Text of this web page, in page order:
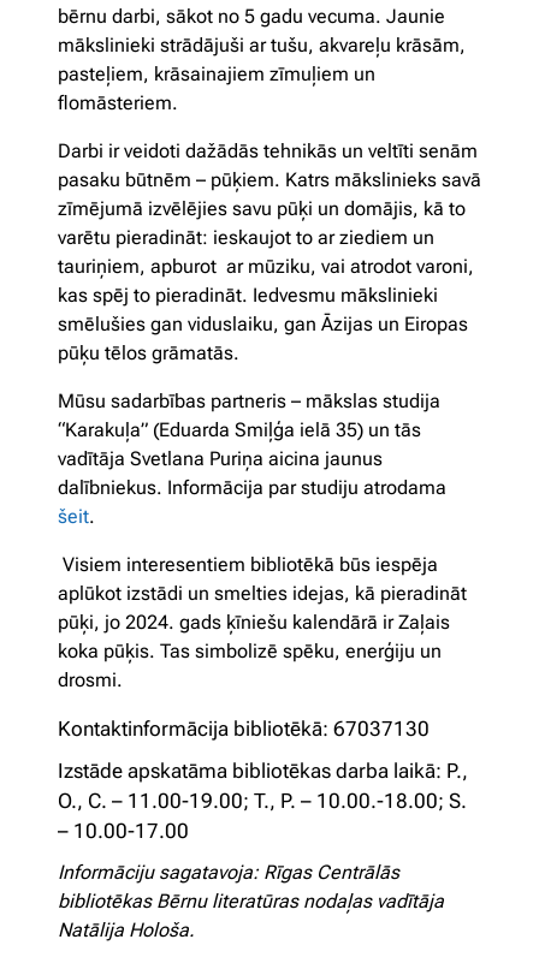
bērnu darbi, sākot no 5 gadu vecuma. Jaunie
mākslinieki strādājuši ar tušu, akvareļu krāsām,
pasteļiem, krāsainajiem zīmuļiem un
flomāsteriem.
Darbi ir veidoti dažādās tehnikās un veltīti senām
pasaku būtnēm – pūķiem. Katrs mākslinieks savā
zīmējumā izvēlējies savu pūķi un domājis, kā to
varētu pieradināt: ieskaujot to ar ziediem un
tauriņiem, apburot ar mūziku, vai atrodot varoni,
kas spēj to pieradināt. Iedvesmu mākslinieki
smēlušies gan viduslaiku, gan Āzijas un Eiropas
pūķu tēlos grāmatās.
Mūsu sadarbības partneris – mākslas studija
“Karakuļa” (Eduarda Smiļģa ielā 35) un tās
vadītāja Svetlana Puriņa aicina jaunus
dalībniekus. Informācija par studiju atrodama
šeit.
Visiem interesentiem bibliotēkā būs iespēja
aplūkot izstādi un smelties idejas, kā pieradināt
pūķi, jo 2024. gads ķīniešu kalendārā ir Zaļais
koka pūķis. Tas simbolizē spēku, enerģiju un
drosmi.
Kontaktinformācija bibliotēkā: 67037130
Izstāde apskatāma bibliotēkas darba laikā: P.,
O., C. – 11.00-19.00; T., P. – 10.00.-18.00; S.
– 10.00-17.00
Informāciju sagatavoja: Rīgas Centrālās
bibliotēkas Bērnu literatūras nodaļas vadītāja
Natālija Hološa.